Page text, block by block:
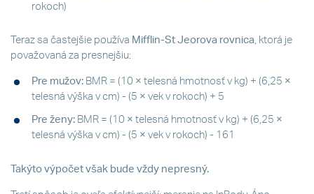
rokoch)
Teraz sa častejšie používa Mifflin-St Jeorova rovnica, ktorá je
považovaná za presnejšiu:
Pre mužov: BMR = (10 × telesná hmotnosť v kg) + (6,25 ×
telesná výška v cm) - (5 × vek v rokoch) + 5
Pre ženy: BMR = (10 × telesná hmotnosť v kg) + (6,25 ×
telesná výška v cm) - (5 × vek v rokoch) - 161
Takýto výpočet však bude vždy nepresný.